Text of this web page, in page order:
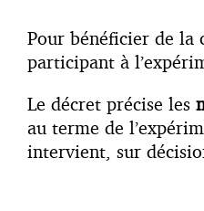
Pour bénéficier de la
participant à
Le décret précise les
au terme de
intervient, sur